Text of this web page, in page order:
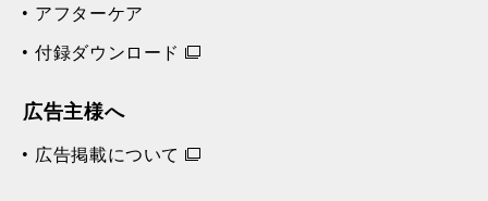
アフターケア
付録ダウンロード
広告主様へ
広告掲載について